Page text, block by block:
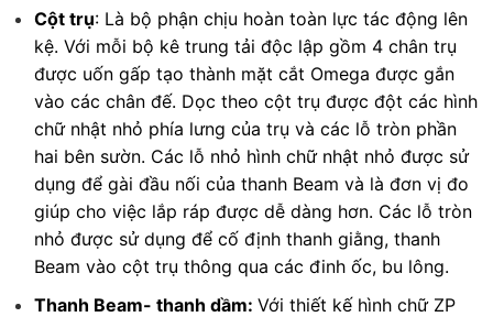
Cột trụ: Là bộ phận chịu hoàn toàn lực tác động lên
kệ. Với mỗi bộ kê trung tải độc lập gồm 4 chân trụ
được uốn gấp tạo thành mặt cắt Omega được gắn
vào các chân đế. Dọc theo cột trụ được đột các hình
chữ nhật nhỏ phía lưng của trụ và các lỗ tròn phần
hai bên sườn. Các lỗ nhỏ hình chữ nhật nhỏ được sử
dụng để gài đầu nối của thanh Beam và là đơn vị đo
giúp cho việc lắp ráp được dễ dàng hơn. Các lỗ tròn
nhỏ được sử dụng để cố định thanh giằng, thanh
Beam vào cột trụ thông qua các đinh ốc, bu lông.
Thanh Beam- thanh dầm: Với thiết kế hình chữ ZP